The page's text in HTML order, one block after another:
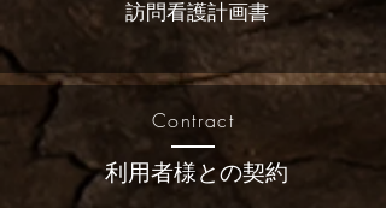
訪問看護計画書
Contract
​利用者様との契約